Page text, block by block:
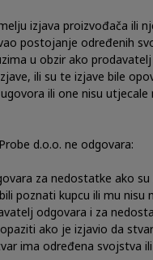
izjava proizvođača ili
postojanje određenih
u obzir ako
ili su te izjave bile
ili one nisu utjecale
d.o.o. ne odgovara:
za nedostatke ako
poznati kupcu ili mu nisu
odgovara i za
ako je izjavio da
ima određena svojstva